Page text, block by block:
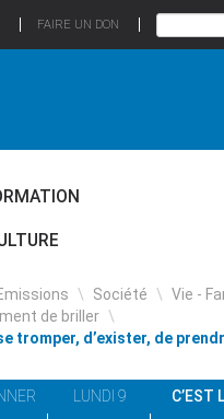
FAIRE UN DON
\ Société \ Vie -
de briller \
tromper, d’exister, de
LUNDI 9
C’EST